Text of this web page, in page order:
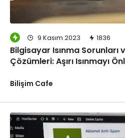
9 Kasım 2023 1836
Bilgisayar Isınma Sorunları
Çözümleri: Aşırı Isınmayı
Bilişim Cafe